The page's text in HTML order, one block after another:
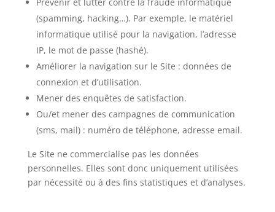
(spamming, hacking…). Par exemple, le matériel
informatique utilisé pour la navigation, l’adresse
IP, le mot de passe (hashé).
Améliorer la navigation sur le Site : données de
connexion et d’utilisation.
Mener des enquêtes de satisfaction.
Ou/et mener des campagnes de communication
(sms, mail) : numéro de téléphone, adresse email.
Le Site ne commercialise pas les données
personnelles. Elles sont donc uniquement utilisées
par nécessité ou à des fins statistiques et d’analyses.